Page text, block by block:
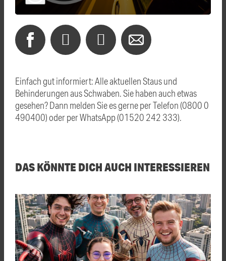
Einfach gut informiert: Alle aktuellen Staus und
Behinderungen aus Schwaben. Sie haben auch etwas
gesehen? Dann melden Sie es gerne per Telefon (0800 0
490400) oder per WhatsApp (01520 242 333).
DAS KÖNNTE DICH AUCH INTERESSIEREN